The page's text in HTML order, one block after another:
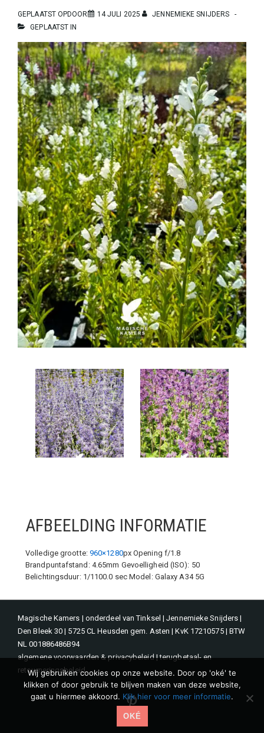
GEPLAATST OPDOOR 14 JULI 2025
JENNEMIEKE SNIJDERS
GEPLAATST IN
AFBEELDING INFORMATIE
Volledige grootte: 960×1280px Opening f/1.8
Brandpuntafstand: 4.65mm Gevoelligheid (ISO): 50
Belichtingsduur: 1/1100.0 secModel: Galaxy A34 5G
Magische Kamers | onderdeel van Tinksel | Jennemieke Snijders |
Den Bleek 30 | 5725 CL Heusden gem. Asten | KvK 17210575 | BTW
NL 001886486B94
algemene voorwaarden & privacybeleid|terugbetaal- en
retourneringsbeleid
Pinterest
Wij gebruiken cookies op onze website. Door op 'oké' te
klikken of door gebruik te blijven maken van deze website,
gaat u hiermee akkoord. Klik hier voor meer informatie.
OKÉ